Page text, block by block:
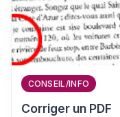
CONSEIL/INFO
Corriger un PDF